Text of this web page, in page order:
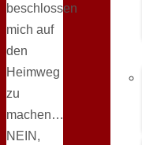
beschlossen
mich auf
den
Heimweg
zu
machen…
NEIN,